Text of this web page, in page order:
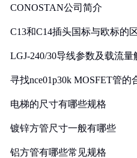
CONOSTAN公司简介
C13和C14插头国标与欧标的
LGJ-240/30导线参数及载流量
寻找nce01p30k MOSFET管的
电梯的尺寸有哪些规格
镀锌方管尺寸一般有哪些
铝方管有哪些常见规格